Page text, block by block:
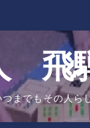
飛
までもその人